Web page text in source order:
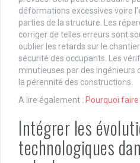
déformations excessives voire
parties de la structure. Les
corriger de telles erreurs sont
oublier les retards sur le
sécurité des occupants. Les
minutieuses par des ingénieurs
la pérennité des constructions.
A lire également : Pourquoi
Intégrer les
technologiques